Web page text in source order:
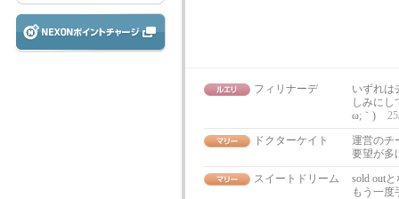
フィリナーデ
いずれは
しみにし
ω;｀)
ドクターケイト
運営のチ
要望が多
スイートドリーム
sold out
もう一度